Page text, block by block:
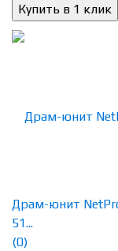
Драм-юнит
51...
(0)